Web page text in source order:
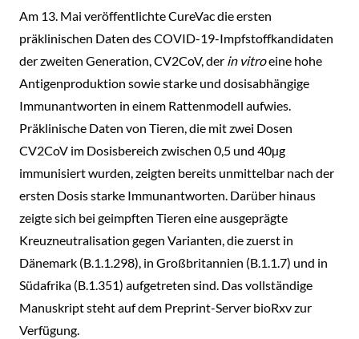
Am 13. Mai veröffentlichte CureVac die ersten
präklinischen Daten des COVID-19-Impfstoffkandidaten
der zweiten Generation, CV2CoV, der in vitroeine hohe
Antigenproduktion sowie starke und dosisabhängige
Immunantworten in einem Rattenmodell aufwies.
Präklinische Daten von Tieren, die mit zwei Dosen
CV2CoV im Dosisbereich zwischen 0,5 und 40µg
immunisiert wurden, zeigten bereits unmittelbar nach der
ersten Dosis starke Immunantworten. Darüber hinaus
zeigte sich bei geimpften Tieren eine ausgeprägte
Kreuzneutralisation gegen Varianten, die zuerst in
Dänemark (B.1.1.298), in Großbritannien (B.1.1.7) und in
Südafrika (B.1.351) aufgetreten sind. Das vollständige
Manuskript steht auf dem Preprint-Server bioRxv zur
Verfügung.